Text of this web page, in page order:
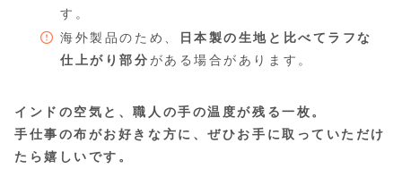
す。
海外製品のため、
日本製の生地と比べてラフな
仕上がり部分 がある場合があります。
インドの空気と、職人の手の温度が残る一枚。
手仕事の布がお好きな方に、ぜひお手に取っていただけ
たら嬉しいです。